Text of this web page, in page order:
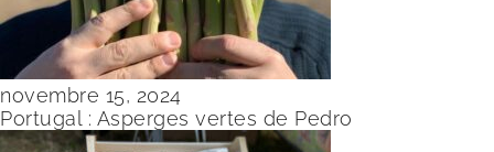
novembre 15, 2024
Portugal : Asperges vertes de Pedro